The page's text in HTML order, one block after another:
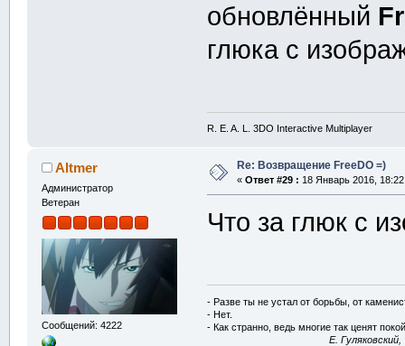
обновлённый
глюка с
R. E. A. L. 3DO Interactive Multiplayer
Altmer
Администратор
Ветеран
Сообщений: 4222
Re: Возвращение FreeDO =)
« Ответ #29 : 18 Январь 2016,
Что за глюк с
- Разве ты не устал от борьбы, от
- Нет.
- Как странно, ведь многие так ценят
E.